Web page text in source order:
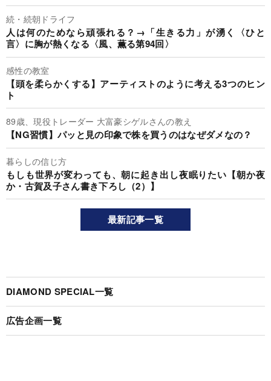
続・続朝ドライフ
人は何のためなら頑張れる？→「生きる力」が湧く〈ひと
言〉に胸が熱くなる〈風、薫る第94回〉
感性の教室
【頭を柔らかくする】アーティストのように考える3つのヒン
ト
89歳、現役トレーダー 大富豪シゲルさんの教え
【NG習慣】パッと見の印象で株を買うのはなぜダメなの？
暮らしの信じ方
もしも世界が変わっても、朝に起き出し夜眠りたい【朝か夜
か・古賀及子さん書き下ろし（2）】
最新記事一覧
DIAMOND SPECIAL一覧
広告企画一覧